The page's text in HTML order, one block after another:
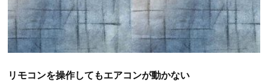
リモコンを操作してもエアコンが動かない